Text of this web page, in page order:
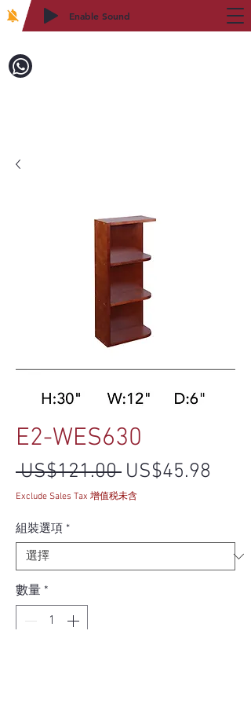
Enable Sound
E2-WES630
US$121.00 一般價格
US$45.98
Exclude Sales Tax 增值税未含
組裝選項 *
數量 *